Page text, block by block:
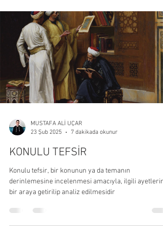
MUSTAFA ALİ UÇAR
KONULU TEFSİR
Konulu tefsir, bir konunun ya da temanın
derinlemesine incelenmesi amacıyla, ilgili ayetlerin